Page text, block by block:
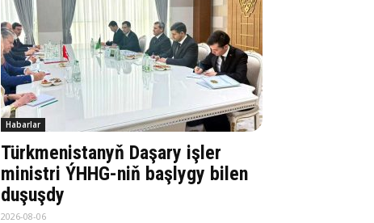
Habarlar
Türkmenistanyň Daşary işler
ministri ÝHHG-niň başlygy bilen
duşuşdy
2026-08-06